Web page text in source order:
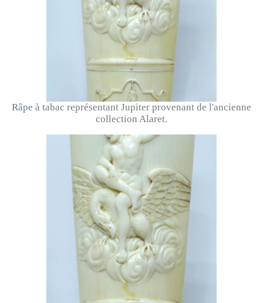
Râpe à tabac représentant Jupiter provenant de l'ancienne
collection Alaret.